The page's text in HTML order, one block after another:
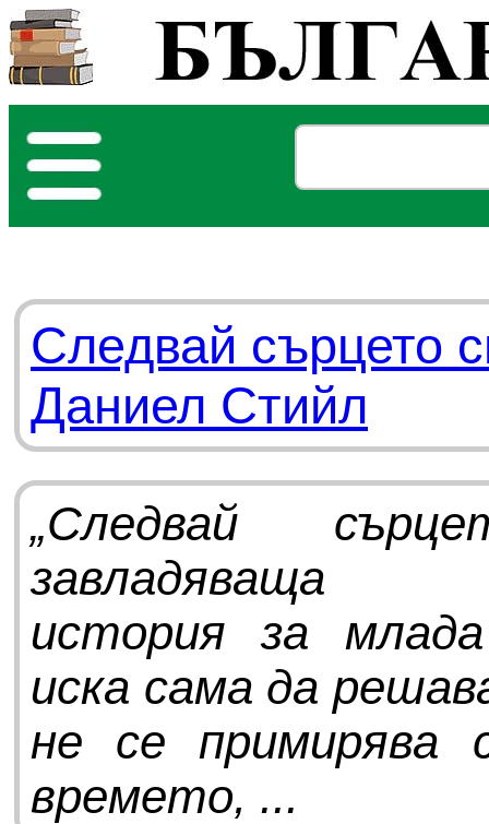
Следвай сърцето
Даниел Стийл
„Следвай
завладяваща
история за
иска сама да
не се примирява
времето, ...